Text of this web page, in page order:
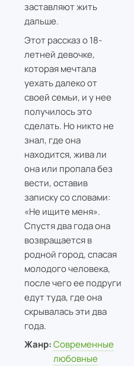
заставляют жить
дальше.
Этот рассказ о 18-
летней девочке,
которая мечтала
уехать далеко от
своей семьи, и у нее
получилось это
сделать. Но никто не
знал, где она
находится, жива ли
она или пропала без
вести, оставив
записку со словами:
«Не ищите меня».
Спустя два года она
возвращается в
родной город, спасая
молодого человека,
после чего ее подруги
едут туда, где она
скрывалась эти два
года.
Жанр: Современные
любовные